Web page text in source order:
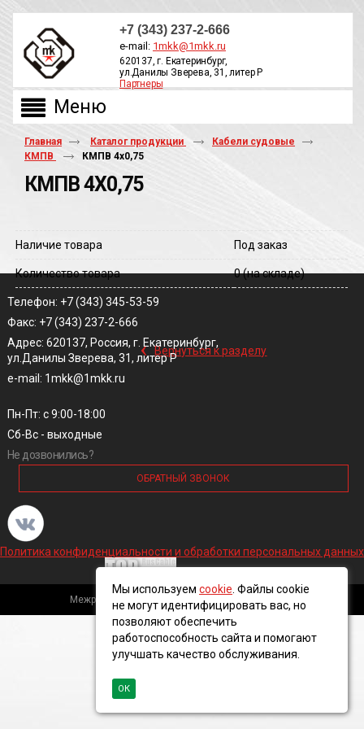
+7 (343) 237-2-666
e-mail: 1mkk@1mkk.ru
620137, г. Екатеринбург,
ул.Данилы Зверева, 31, литер Р
Партнеры
Главная Каталог продукции
Кабели судовые
КМПВ
КМПВ 4х0,75
КМПВ 4Х0,75
Наличие товара Под заказ
Количество товара 0(на складе)
‹ Вернуться к разделу
Телефон: +7 (343) 345-53-59
Факс: +7 (343) 237-2-666
Адрес: 620137, Россия, г. Екатеринбург,
ул.Данилы Зверева, 31, литер Р
e-mail: 1mkk@1mkk.ru
Пн-Пт: с 9:00-18:00
Сб-Вс - выходные
Не дозвонились?
ОБРАТНЫЙ ЗВОНОК
Политика конфиденциальности и обработки персональных данных
Межрегиональная кабельная компания, 2016 ©
Мы используем cookie . Файлы cookie
не могут идентифицировать вас, но
позволяют обеспечить
работоспособность сайта и помогают
улучшать качество обслуживания.
ОК